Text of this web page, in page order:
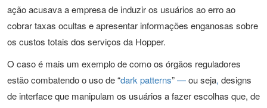
ação acusava a empresa de induzir os usuários ao erro ao
cobrar taxas ocultas e apresentar informações enganosas sobre
os custos totais dos serviços da Hopper.
O caso é mais um exemplo de como os órgãos reguladores
estão combatendo o uso de “dark patterns”—ou seja, designs
de interface que manipulam os usuários a fazer escolhas que, de